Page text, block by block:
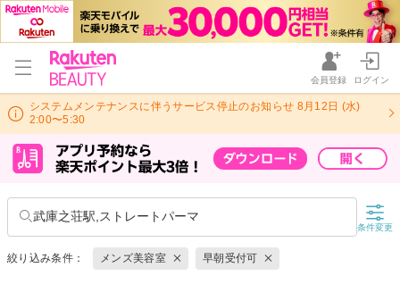
会員登録 ログイン
システムメンテナンスに伴うサービス停止のお知らせ 8月12日 (水)
2:00〜5:30
武庫之荘駅,ストレートパーマ
条件変更
絞り込み条件： メンズ美容室 早朝受付可